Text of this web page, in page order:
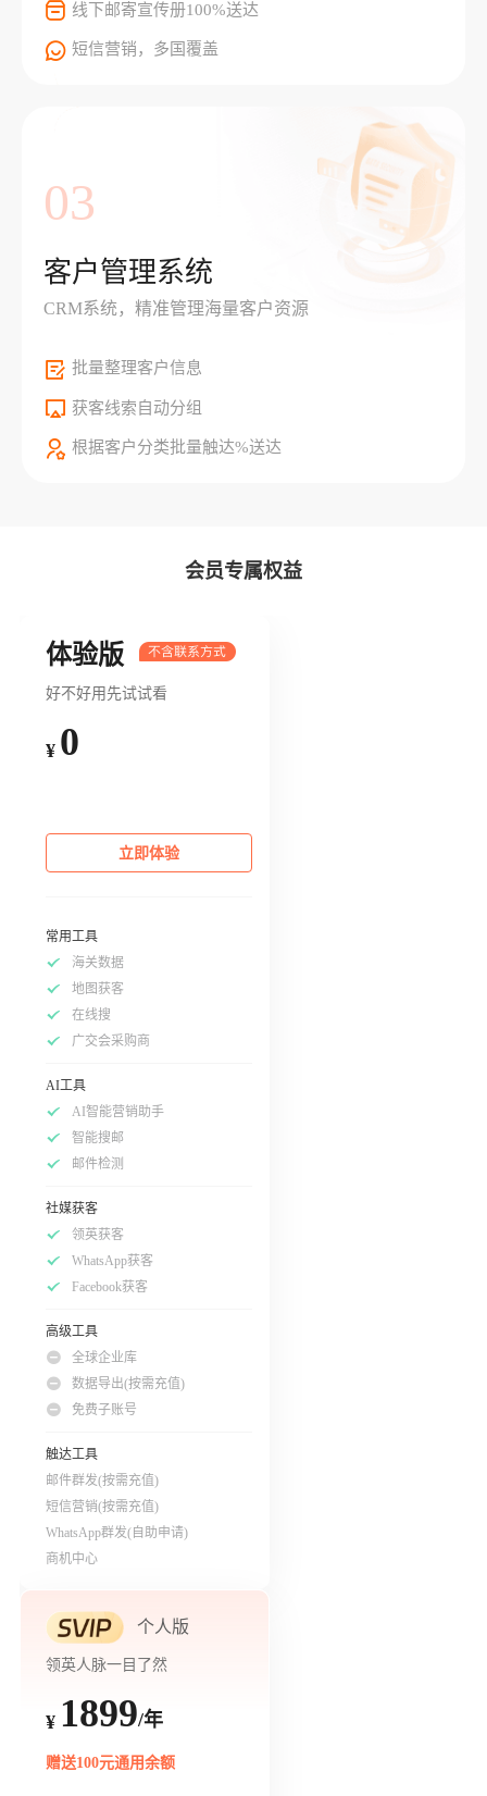
线下邮寄宣传册100%送达
短信营销，多国覆盖
03
客户管理系统
CRM系统，精准管理海量客户资源
批量整理客户信息
获客线索自动分组
根据客户分类批量触达%送达
会员专属权益
体验版
好不好用先试试看
¥ 0
立即体验
常用工具
海关数据
地图获客
在线搜
广交会采购商
AI工具
AI智能营销助手
智能搜邮
邮件检测
社媒获客
领英获客
WhatsApp获客
Facebook获客
高级工具
全球企业库
数据导出(按需充值)
免费子账号
触达工具
邮件群发(按需充值)
短信营销(按需充值)
WhatsApp群发(自助申请)
商机中心
个人版
领英人脉一目了然
¥ 1899/年
赠送100元通用余额